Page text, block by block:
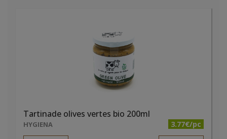
Tartinade olives vertes bio 200ml
HYGIENA 3.77€/pc